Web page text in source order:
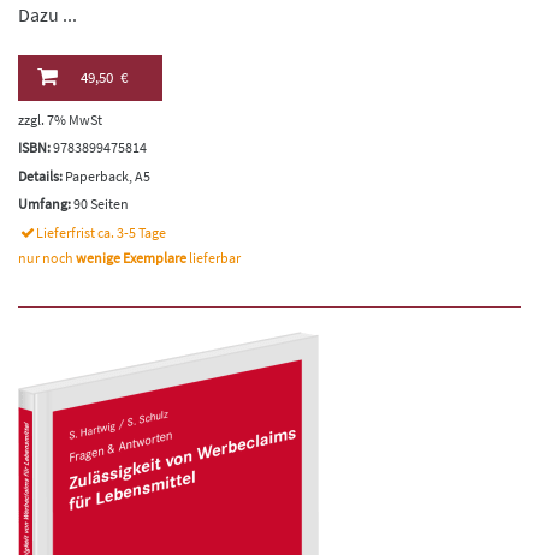
Dazu ...
49,50 €
zzgl. 7% MwSt
ISBN:9783899475814
Details: Paperback, A5
Umfang:90 Seiten
Lieferfrist ca. 3-5 Tage
nur noch wenige Exemplare lieferbar